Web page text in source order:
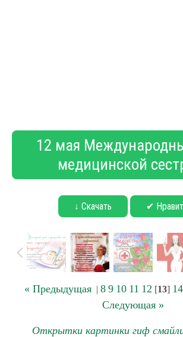
12 мая
медицинской
↓ Скачать ✔
« Предыдущая | 8 9 10 11 12 [13] 14
Следующая »
Открытки картинки гиф